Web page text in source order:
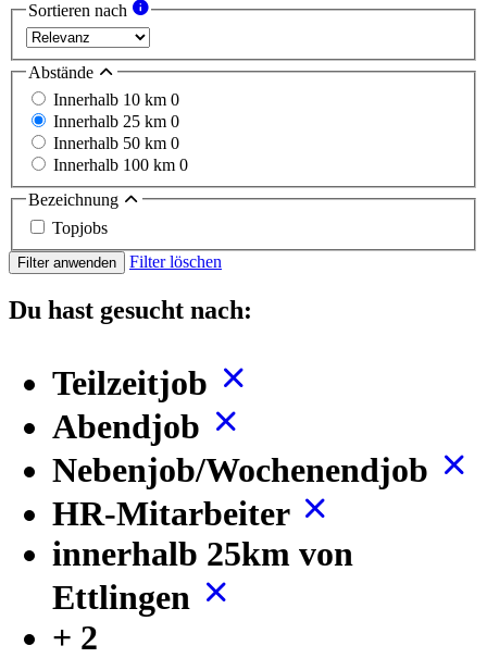
Sortieren nach
Abstände
Innerhalb 10 km 0
Innerhalb 25 km 0
Innerhalb 50 km 0
Innerhalb 100 km 0
Bezeichnung
Topjobs
Filter anwenden Filter löschen
Du hast gesucht nach:
Teilzeitjob
Abendjob
Nebenjob/Wochenendjob
HR-Mitarbeiter
innerhalb 25km von
Ettlingen
+ 2